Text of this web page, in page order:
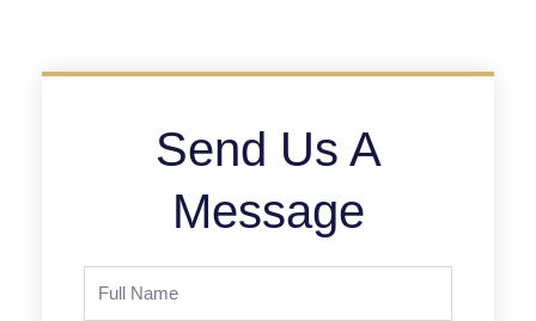
Send Us A
Message
Name